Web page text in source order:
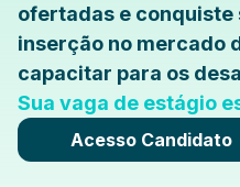
ofertadas e conquiste
inserção no mercado
capacitar para os
Sua vaga de estágio
Acesso Candidato